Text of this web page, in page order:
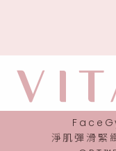
淨肌彈滑緊